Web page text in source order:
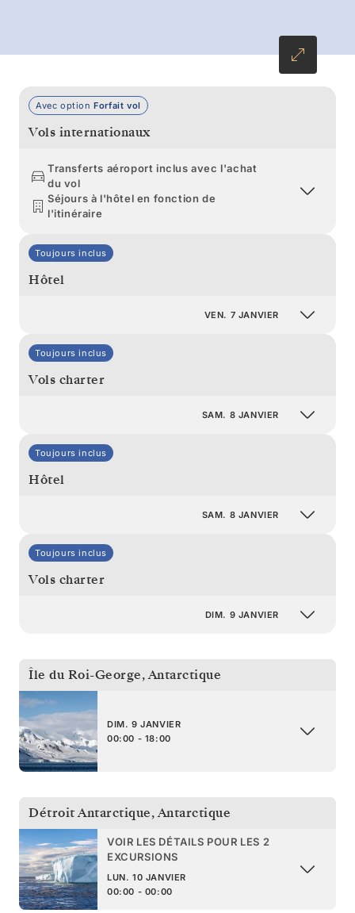
phoques et les albatros avant de naviguer vers
les îles Shetland du Sud et de rentrer à la
maison en toute simplicité.
Avec option Forfait vol
Vols internationaux
Transferts aéroport inclus avec l'achat
du vol
Séjours à l'hôtel en fonction de
l'itinéraire
Toujours inclus
Hôtel
VEN. 7 JANVIER
Toujours inclus
Vols charter
SAM. 8 JANVIER
Toujours inclus
Hôtel
SAM. 8 JANVIER
Toujours inclus
Vols charter
DIM. 9 JANVIER
Île du Roi-George,Antarctique
DIM. 9 JANVIER
00:00 - 18:00
Détroit Antarctique,Antarctique
VOIR LES DÉTAILS POUR LES 2
EXCURSIONS
LUN. 10 JANVIER
00:00 - 00:00